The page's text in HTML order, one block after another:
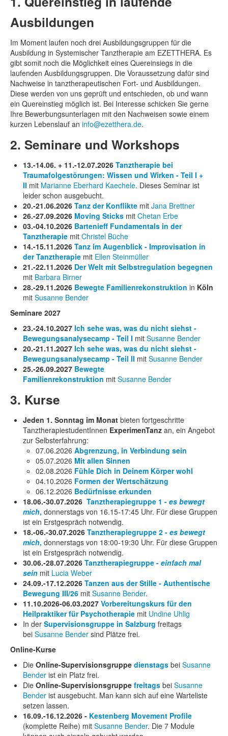
Ausbildungen
Im Moment laufen noch drei Ausbildungsgruppen für die
Ausbildung in Systemischer Tanztherapie am EZETTHERA. Es
gibt somit noch die Möglichkeit eines Quereinsiegs in die
laufenden Ausbildungsgruppen. Die Voraussetzung dafür sind
Nachweise in tanztherapeutischen Fort- und Ausbildungen.
Diese werden von uns geprüft und entschieden, ob und wann
ein Quereinstieg möglich ist. Bei Interesse schicken Sie gerne
Ihre Bewerbungsunterlagen mit den Nachweisen sowie einem
kurzen Lebenslauf an info@ezetthera.de.
2. Seminare und Workshops
13.-14.06. + 11.-12.07.2026 Tanztherapie bei
Traumafolgestörungen: Wissen und Wirken - Teil I +
II mit Marianne Eberhard Kaechele. Dieses Seminar ist
leider schon ausgebucht.
20.-21.06.2026 Tanz der Konflikte mit Jana Brettner
26.-27.09.2026 Moving Sticks mit Chetan Erbe
03.-04.10.2026 Bartenieff Fundamentals in der
Tanztherapie mit Christel Büche
14.-15.11.2026 Tanz im Augenblick - Improvisation in
der Tanztherapie mit Ellen Steinmüller
21.-22.11.2026 Der Welt mit Selbstregulation begegnen
mit Barbara Birner
28.-29.11.2026 Bewegte Familienrekonstruktion in Köln
mit Susanne Bender
Seminare 2027
23.-24.10.2027 Ich sehe was, was du nicht siehst -
Bewegungsanalysecamp - Teil I mit Susanne Bender
20.-21.11.2027 Ich sehe was, was du nicht siehst -
Bewegungsanalysecamp - Teil II mit Susanne Bender
25.-26.09.2027 Bewegte
Familienrekonstruktion mit Susanne Bender
3. Kurse
Jeden 1. Sonntag im Monat bieten fortgeschritte
TanztherapiestudentInnen ExperimenTanz an, ein Angebot
zur Selbsterfahrung:
07.06.2026 Abgrenzung, in Verbindung sein
05.07.2026 Mit allen Sinnen
02.08.2026 Fühle Dich in Deinem Körper wohl
04.10.2026 Formen der Wertschätzung
06.12.2026 Bedürfnisse erkunden
18.06.-30.07.2026 Tanztherapiegruppe 1 - es bewegt
mich, donnerstags von 16.15-17:45 Uhr. Für diese Gruppen
ist ein Erstgespräch notwendig.
18.-06.-30.07.2026 Tanztherapiegruppe 2 - es bewegt
mich, donnerstags von 18:00-19:30 Uhr. Für diese Gruppen
ist ein Erstgespräch notwendig.
30.06.-28.07.2026 Tanztherapiegruppe - einfach mal
sein mit Lucia Weber
24.09.-17.12.2026 Tanzen aus der Stille - Authentische
Bewegung III/26 mit Susanne Bender.
11.10.2026-06.03.2027 Vorbereitungskurs für den
Heilpraktiker für Psychotherapie mit Undine Uhlig
In der Supervisionsgruppe in Salzburg freitags
bei Susanne Bender sind Plätze frei.
Online-Kurse
Die Online-Supervisionsgruppe dienstags bei Susanne
Bender ist ein Platz frei.
Die Online-Supervisionsgruppe freitags bei Susanne
Bender ist ausgebucht. Man kann sich auf eine Warteliste
setzen lassen.
16.09.-16.12.2026 - Kestenberg Movement Profile
(komplette Reihe) mit Susanne Bender. Die 7 Module